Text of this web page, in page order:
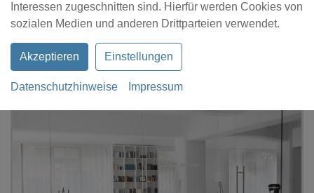
Interessen zugeschnitten sind. Hierfür werden Cookies von
sozialen Medien und anderen Drittparteien verwendet.
Akzeptieren Einstellungen
Datenschutzhinweise Impressum
Kontakt Location eintragen Profil
Gastraum in der Alten Zigarrenfabrik